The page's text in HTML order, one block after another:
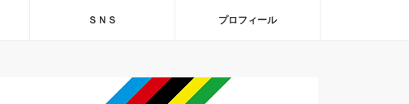
ＳＮＳ プロフィール